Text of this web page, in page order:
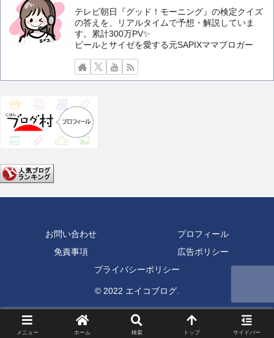
テレビ朝日『グッド！モーニング』の検定クイズ
の答えを、リアルタイムで予想・解説していま
す。累計300万PV✨️
ビールとサイゼを愛する元SAPIXママブロガー
お問い合わせ
プロフィール
免責事項
広告ポリシー
プライバシーポリシー
© 2022 エイコブログ.
メニュー ホーム 検索 トップ サイドバー